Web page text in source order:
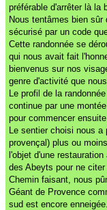
préférable d'arrêter là la
Nous tentâmes bien sûr
sécurisé par un code
Cette randonnée se
qui nous avait fait
bienvenus sur nos
genre d'activité que
Le profil de la
continue par une
pour commencer
Le sentier choisi nous
provençal) plus ou
l'objet d'une
des Abeyts pour ne citer
Chemin faisant, nous
Géant de Provence
sud est encore enneigée.